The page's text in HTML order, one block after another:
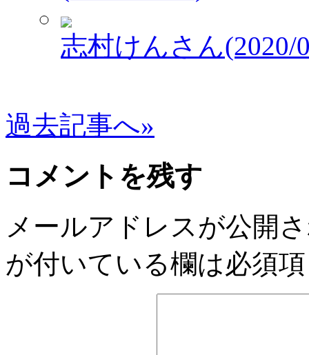
志村けんさん(2020/
過去記事へ»
コメントを残す
メールアドレスが公開
が付いている欄は必須